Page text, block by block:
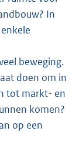
In
beweging.
doen om in
tot markt- en
komen?
op een